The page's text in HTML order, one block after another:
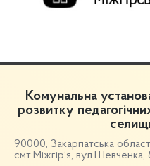
Комунальна
розвитку
90000, Закарпатська
смт.Міжгір’я, вул.Шевченка,